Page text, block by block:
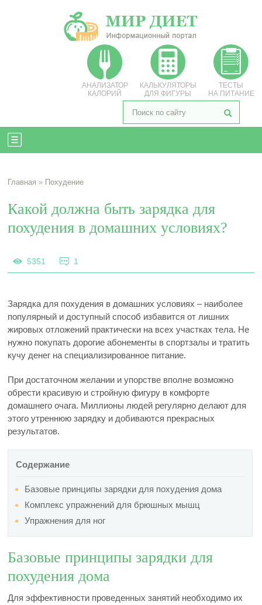
АНАЛИЗАТОР
КАЛОРИЙ
КАЛЬКУЛЯТОРЫ
ДЛЯ ФИГУРЫ
ТЕСТЫ
НА ПИТАНИЕ
Главная » Похудение
Какой должна быть зарядка для
похудения в домашних условиях?
5351 1
Зарядка для похудения в домашних условиях – наиболее
популярный и доступный способ избавится от лишних
жировых отложений практически на всех участках тела. Не
нужно покупать дорогие абонементы в спортзалы и тратить
кучу денег на специализированное питание.
При достаточном желании и упорстве вполне возможно
обрести красивую и стройную фигуру в комфорте
домашнего очага. Миллионы людей регулярно делают для
этого утреннюю зарядку и добиваются прекрасных
результатов.
Содержание
Базовые принципы зарядки для похудения дома
Комплекс упражнений для брюшных мышц
Упражнения для ног
Базовые принципы зарядки для
похудения дома
Для эффективности проведенных занятий необходимо их